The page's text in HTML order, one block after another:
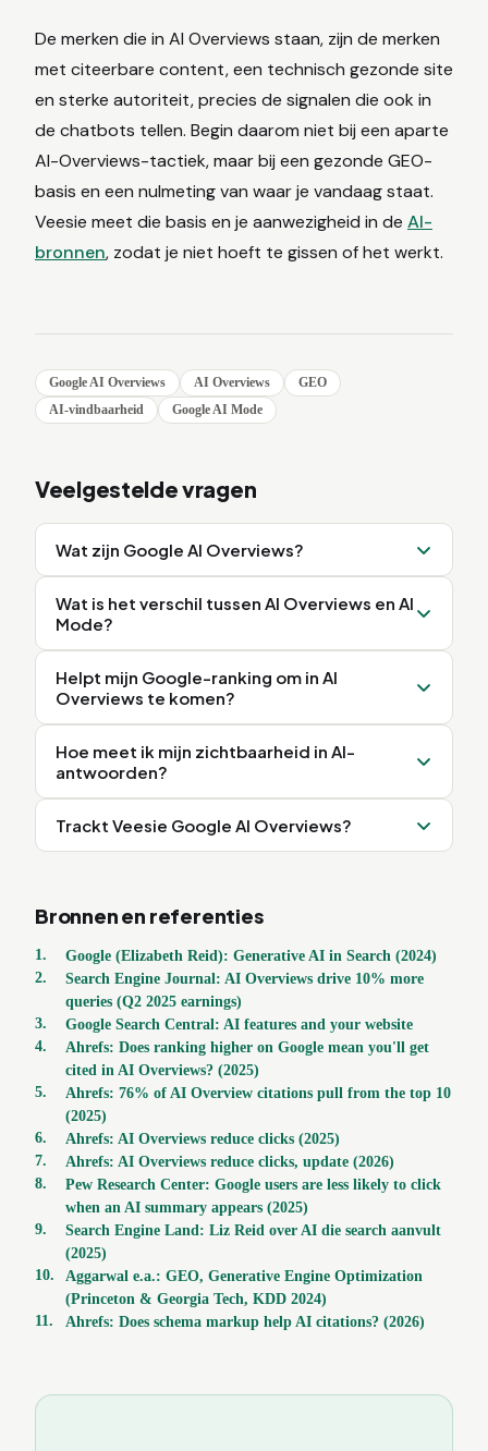
De merken die in AI Overviews staan, zijn de merken
met citeerbare content, een technisch gezonde site
en sterke autoriteit, precies de signalen die ook in
de chatbots tellen. Begin daarom niet bij een aparte
AI-Overviews-tactiek, maar bij een gezonde GEO-
basis en een nulmeting van waar je vandaag staat.
Veesie meet die basis en je aanwezigheid in de AI-
bronnen, zodat je niet hoeft te gissen of het werkt.
Google AI Overviews AI Overviews
GEO
AI-vindbaarheid
Google AI Mode
Veelgestelde vragen
Wat zijn Google AI Overviews?
Wat is het verschil tussen AI Overviews en AI
Mode?
Helpt mijn Google-ranking om in AI
Overviews te komen?
Hoe meet ik mijn zichtbaarheid in AI-
antwoorden?
Trackt Veesie Google AI Overviews?
Bronnen en referenties
1. Google (Elizabeth Reid): Generative AI in Search (2024)
2.
Search Engine Journal: AI Overviews drive 10% more
queries (Q2 2025 earnings)
3. Google Search Central: AI features and your website
4.
Ahrefs: Does ranking higher on Google mean you'll get
cited in AI Overviews? (2025)
5.
Ahrefs: 76% of AI Overview citations pull from the top 10
(2025)
6. Ahrefs: AI Overviews reduce clicks (2025)
7. Ahrefs: AI Overviews reduce clicks, update (2026)
8.
Pew Research Center: Google users are less likely to click
when an AI summary appears (2025)
9.
Search Engine Land: Liz Reid over AI die search aanvult
(2025)
10.
Aggarwal e.a.: GEO, Generative Engine Optimization
(Princeton & Georgia Tech, KDD 2024)
11. Ahrefs: Does schema markup help AI citations? (2026)